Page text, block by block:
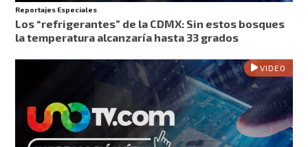
Reportajes Especiales
Los “refrigerantes” de la CDMX: Sin estos bosques
la temperatura alcanzaría hasta 33 grados
VIDEO